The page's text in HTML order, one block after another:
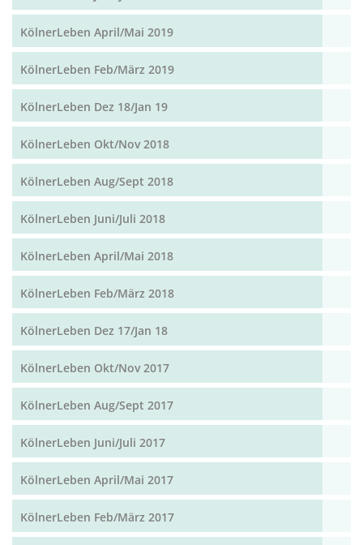
KölnerLeben April/Mai 2019
KölnerLeben Feb/März 2019
KölnerLeben Dez 18/Jan 19
KölnerLeben Okt/Nov 2018
KölnerLeben Aug/Sept 2018
KölnerLeben Juni/Juli 2018
KölnerLeben April/Mai 2018
KölnerLeben Feb/März 2018
KölnerLeben Dez 17/Jan 18
KölnerLeben Okt/Nov 2017
KölnerLeben Aug/Sept 2017
KölnerLeben Juni/Juli 2017
KölnerLeben April/Mai 2017
KölnerLeben Feb/März 2017